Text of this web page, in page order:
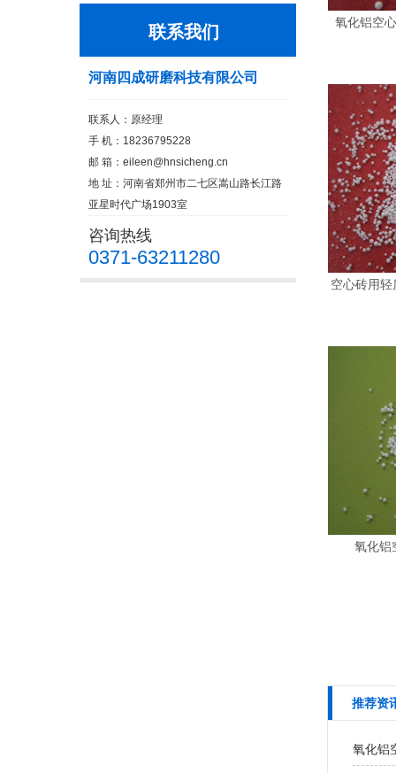
联系我们
河南四成研磨科技有限公司
联系人：原经理
手 机：18236795228
邮 箱： eileen@hnsicheng.cn
地 址：河南省郑州市二七区嵩山路长江路
亚星时代广场1903室
咨询热线
0371-63211280
氧化铝空
空心砖用
氧化铝
推荐资
氧化铝